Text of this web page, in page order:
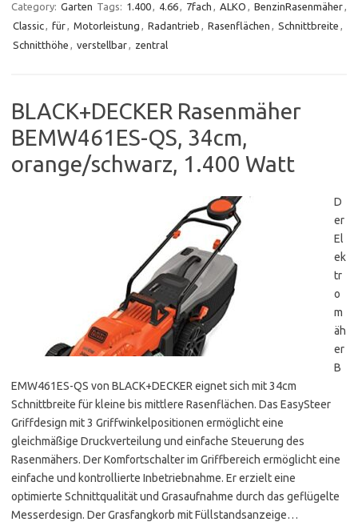
Category: Garten Tags: 1.400, 4.66, 7fach , ALKO , BenzinRasenmäher,
Classic, für, Motorleistung , Radantrieb , Rasenflächen , Schnittbreite ,
Schnitthöhe , verstellbar, zentral
BLACK+DECKER Rasenmäher
BEMW461ES-QS, 34cm,
orange/schwarz, 1.400 Watt
D
er
El
ek
tr
o
m
äh
er
B
EMW461ES-QS von BLACK+DECKER eignet sich mit 34cm
Schnittbreite für kleine bis mittlere Rasenflächen. Das EasySteer
Griffdesign mit 3 Griffwinkelpositionen ermöglicht eine
gleichmäßige Druckverteilung und einfache Steuerung des
Rasenmähers. Der Komfortschalter im Griffbereich ermöglicht eine
einfache und kontrollierte Inbetriebnahme. Er erzielt eine
optimierte Schnittqualität und Grasaufnahme durch das geflügelte
Messerdesign. Der Grasfangkorb mit Füllstandsanzeige…